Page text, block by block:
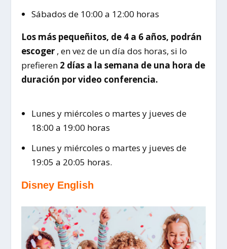
Sábados de 10:00 a 12:00 horas
Los más pequeñitos, de 4 a 6 años, podrán
escoger , en vez de un día dos horas, si lo
prefieren 2 días a la semana de una hora de
duración por video conferencia.
Lunes y miércoles o martes y jueves de
18:00 a 19:00 horas
Lunes y miércoles o martes y jueves de
19:05 a 20:05 horas.
Disney English